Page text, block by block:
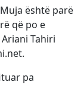
është parë
që po e
Tahiri
pa